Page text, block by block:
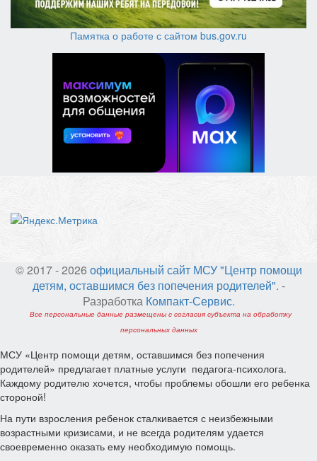
Памятка о работе с сайтом bus.gov.ru
© 2017 - 2026 официальный сайт МСУ "Центр помощи
детям, оставшимся без попечения родителей". -
Разработка Компакт-Сервис.
Все персональные данные размещены с согласия субъекта на обработку
персональных данных
МСУ «Центр помощи детям, оставшимся без попечения
родителей» предлагает платные услуги педагога-психолога.
Каждому родителю хочется, чтобы проблемы обошли его ребенка
стороной!
На пути взросления ребенок сталкивается с неизбежными
возрастными кризисами, и не всегда родителям удается
своевременно оказать ему необходимую помощь.